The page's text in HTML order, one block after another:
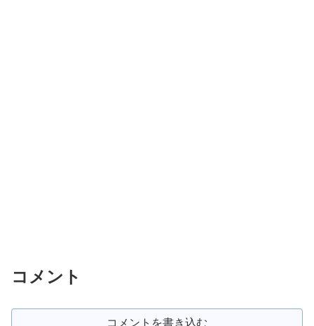
コメント
コメントを書き込む